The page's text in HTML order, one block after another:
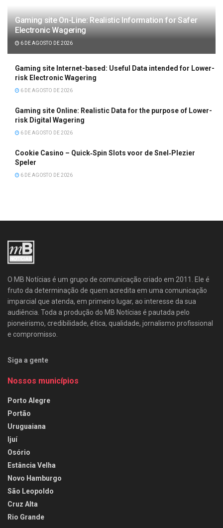
Gaming site On-Line: Realistic Information for Safer
Electronic Wagering
6 DE AGOSTO DE 2026
Gaming site Internet-based: Useful Data intended for Lower-
risk Electronic Wagering
6 DE AGOSTO DE 2026
Gaming site Online: Realistic Data for the purpose of Lower-
risk Digital Wagering
6 DE AGOSTO DE 2026
Cookie Casino – Quick‑Spin Slots voor de Snel‑Plezier
Speler
6 DE AGOSTO DE 2026
O MB Notícias é um grupo de comunicação criado em 2011. Ele é
fruto da determinação de quem acredita em uma comunicação
imparcial que atenda, em primeiro lugar, ao interesse da sua
audiência. Toda a produção do MB Notícias é pautada pelo
pioneirismo, credibilidade, ética, qualidade, jornalismo profissional
e compromisso.
Siga a gente
Nossos municípios
Porto Alegre
Portão
Uruguaiana
Ijuí
Osório
Estância Velha
Novo Hamburgo
São Leopoldo
Cruz Alta
Rio Grande